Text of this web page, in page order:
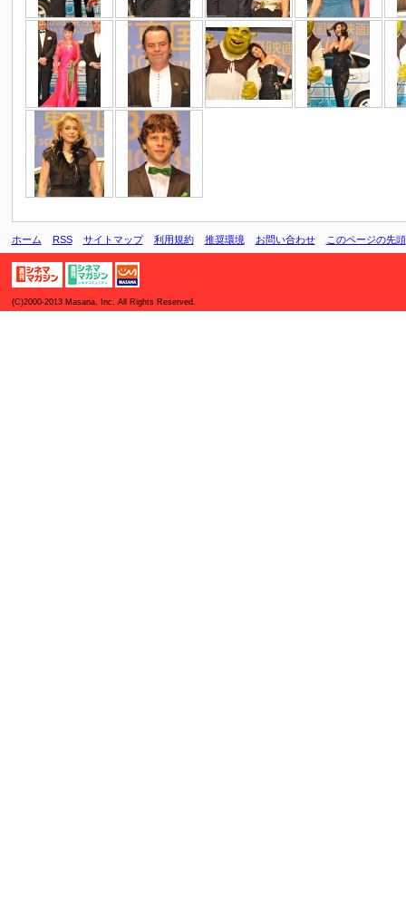
ホーム RSS サイトマップ 利用規約 推奨環境 お問い合わせ このページの先頭
(C)2000-2013 Masana, Inc. All Rights Reserved.